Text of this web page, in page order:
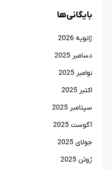
بایگانی‌ها
ژانویه 2026
دسامبر 2025
نوامبر 2025
اکتبر 2025
سپتامبر 2025
آگوست 2025
جولای 2025
ژوئن 2025